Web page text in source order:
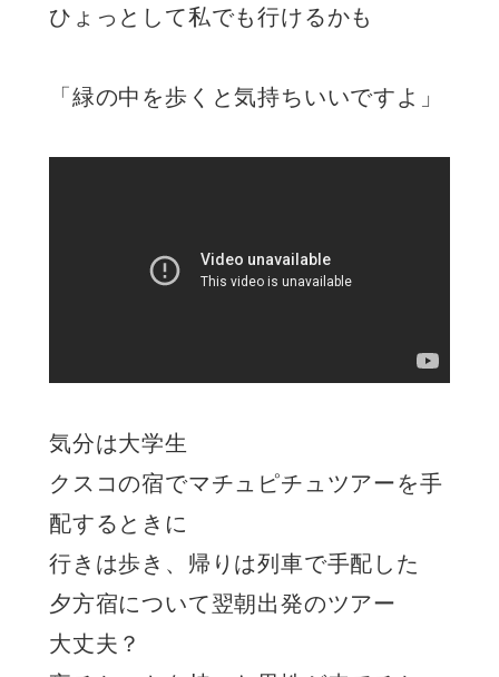
ひょっとして私でも行けるかも
「緑の中を歩くと気持ちいいですよ」
気分は大学生
クスコの宿でマチュピチュツアーを手
配するときに
行きは歩き、帰りは列車で手配した
夕方宿について翌朝出発のツアー
大丈夫？